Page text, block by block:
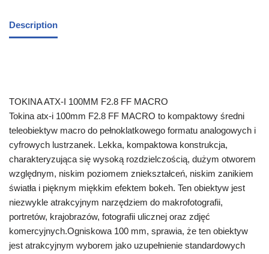
Description
TOKINA ATX-I 100MM F2.8 FF MACRO
Tokina atx-i 100mm F2.8 FF MACRO to kompaktowy średni
teleobiektyw macro do pełnoklatkowego formatu analogowych i
cyfrowych lustrzanek. Lekka, kompaktowa konstrukcja,
charakteryzująca się wysoką rozdzielczością, dużym otworem
względnym, niskim poziomem zniekształceń, niskim zanikiem
światła i pięknym miękkim efektem bokeh. Ten obiektyw jest
niezwykle atrakcyjnym narzędziem do makrofotografii,
portretów, krajobrazów, fotografii ulicznej oraz zdjęć
komercyjnych.Ogniskowa 100 mm, sprawia, że ten obiektyw
jest atrakcyjnym wyborem jako uzupełnienie standardowych